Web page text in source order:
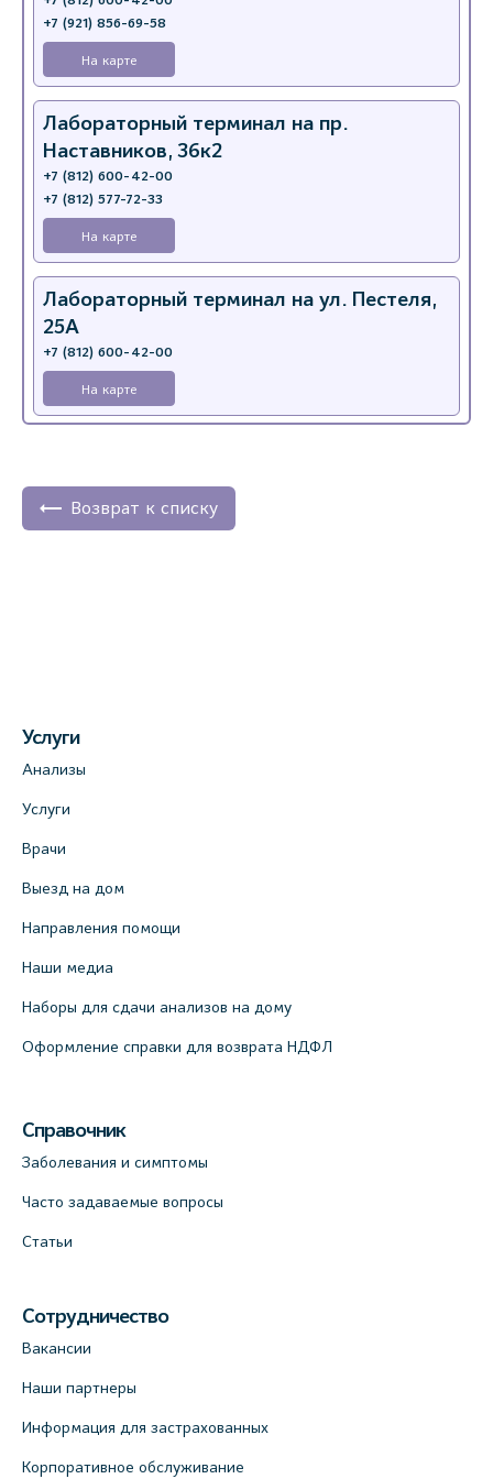
+7 (921) 856-69-58
На карте
Лабораторный терминал на пр.
Наставников, 36к2
+7 (812) 600-42-00
+7 (812) 577-72-33
На карте
Лабораторный терминал на ул. Пестеля,
25А
+7 (812) 600-42-00
На карте
4 (официальный партнер)
+7 (812) 770-04-67
Медицинский центр на пр. Просвещения,
+7 (812) 660-73-69
(официальный партнер), Красносельское
шоссе, 54, к.3
+7 (812) 660-73-69
Клиника ОРТОКРОСС на Волжском пер.
Лабораторный терминал на
Кронверкском пр., 31 (официальный
Возврат к списку
Услуги
Анализы
Услуги
Врачи
Выезд на дом
Направления помощи
Наши медиа
Наборы для сдачи анализов на дому
Оформление справки для возврата НДФЛ
Справочник
Заболевания и симптомы
Часто задаваемые вопросы
Статьи
Сотрудничество
Вакансии
Наши партнеры
Информация для застрахованных
Корпоративное обслуживание